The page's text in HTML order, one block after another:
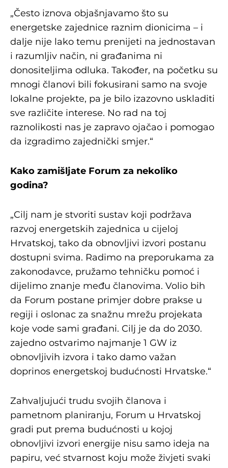
„Često iznova objašnjavamo što su
energetske zajednice raznim dionicima – i
dalje nije lako temu prenijeti na jednostavan
i razumljiv način, ni građanima ni
donositeljima odluka. Također, na početku su
mnogi članovi bili fokusirani samo na svoje
lokalne projekte, pa je bilo izazovno uskladiti
sve različite interese. No rad na toj
raznolikosti nas je zapravo ojačao i pomogao
da izgradimo zajednički smjer.“
Kako zamišljate Forum za nekoliko
godina?
„Cilj nam je stvoriti sustav koji podržava
razvoj energetskih zajednica u cijeloj
Hrvatskoj, tako da obnovljivi izvori postanu
dostupni svima. Radimo na preporukama za
zakonodavce, pružamo tehničku pomoć i
dijelimo znanje među članovima. Volio bih
da Forum postane primjer dobre prakse u
regiji i oslonac za snažnu mrežu projekata
koje vode sami građani. Cilj je da do 2030.
zajedno ostvarimo najmanje 1 GW iz
obnovljivih izvora i tako damo važan
doprinos energetskoj budućnosti Hrvatske.“
Zahvaljujući trudu svojih članova i
pametnom planiranju, Forum u Hrvatskoj
gradi put prema budućnosti u kojoj
obnovljivi izvori energije nisu samo ideja na
papiru, već stvarnost koju može živjeti svaki